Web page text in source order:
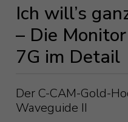
Ich will’s
– Die
7G im Detail
Der C-CAM-Gold-
Waveguide II